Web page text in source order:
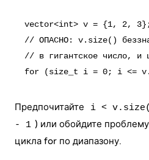
vector<int> v = {1, 2,
// ОПАСНО: v.size()
// в гигантское число, и
Предпочитайте i <
- 1 ) или обойдите
цикла for по диапазону.